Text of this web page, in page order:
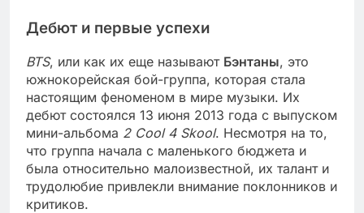
Дебют и первые успехи
BTS, или как их еще называют Бэнтаны, это
южнокорейская бой-группа, которая стала
настоящим феноменом в мире музыки. Их
дебют состоялся 13 июня 2013 года с выпуском
мини-альбома 2 Cool 4 Skool. Несмотря на то,
что группа начала с маленького бюджета и
была относительно малоизвестной, их талант и
трудолюбие привлекли внимание поклонников и
критиков.